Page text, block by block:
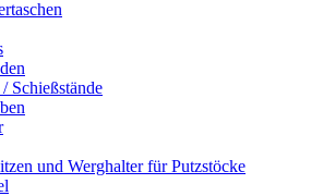
Schießstände
und Werghalter für Putzstöcke